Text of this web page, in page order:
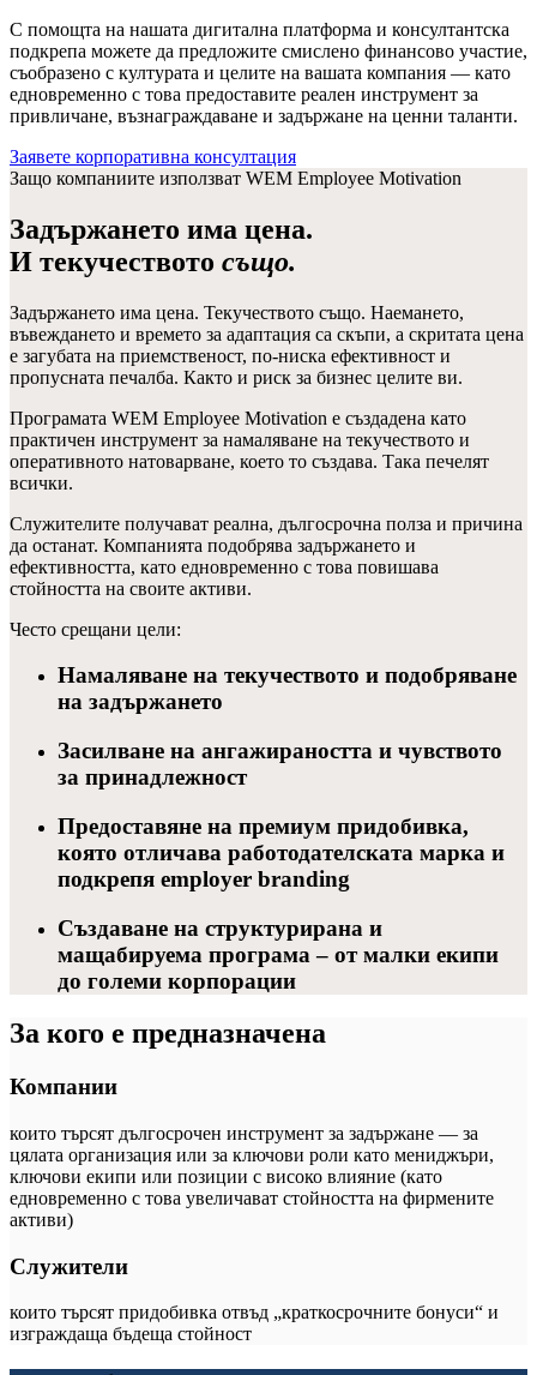
С помощта на нашата дигитална платформа и консултантска
подкрепа можете да предложите смислено финансово участие,
съобразено с културата и целите на вашата компания — като
едновременно с това предоставите реален инструмент за
привличане, възнаграждаване и задържане на ценни таланти.
Заявете корпоративна консултация
Защо компаниите използват WEM Employee Motivation
Задържането има цена.
И текучеството също.
Задържането има цена. Текучеството също. Наемането,
въвеждането и времето за адаптация са скъпи, а скритата цена
е загубата на приемственост, по-ниска ефективност и
пропусната печалба. Както и риск за бизнес целите ви.
Програмата WEM Employee Motivation е създадена като
практичен инструмент за намаляване на текучеството и
оперативното натоварване, което то създава. Така печелят
всички.
Служителите получават реална, дългосрочна полза и причина
да останат. Компанията подобрява задържането и
ефективността, като едновременно с това повишава
стойността на своите активи.
Често срещани цели:
Намаляване на текучеството и подобряване
на задържането
Засилване на ангажираността и чувството
за принадлежност
Предоставяне на премиум придобивка,
която отличава работодателската марка и
подкрепя employer branding
Създаване на структурирана и
мащабируема програма – от малки екипи
до големи корпорации
За кого е предназначена
Компании
които търсят дългосрочен инструмент за задържане — за
цялата организация или за ключови роли като мениджъри,
ключови екипи или позиции с високо влияние (като
едновременно с това увеличават стойността на фирмените
активи)
Служители
които търсят придобивка отвъд „краткосрочните бонуси“ и
изграждаща бъдеща стойност